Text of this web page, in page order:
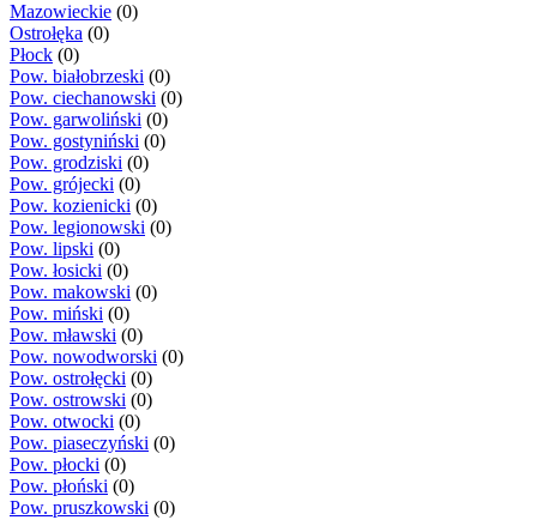
Mazowieckie (0)
Ostrołęka (0)
Płock (0)
Pow. białobrzeski (0)
Pow. ciechanowski (0)
Pow. garwoliński (0)
Pow. gostyniński (0)
Pow. grodziski (0)
Pow. grójecki (0)
Pow. kozienicki (0)
Pow. legionowski (0)
Pow. lipski (0)
Pow. łosicki (0)
Pow. makowski (0)
Pow. miński (0)
Pow. mławski (0)
Pow. nowodworski (0)
Pow. ostrołęcki (0)
Pow. ostrowski (0)
Pow. otwocki (0)
Pow. piaseczyński (0)
Pow. płocki (0)
Pow. płoński (0)
Pow. pruszkowski (0)